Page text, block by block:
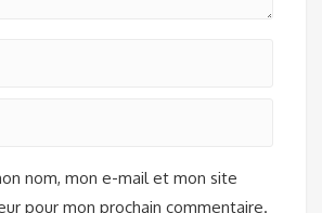
nom, mon e-mail et mon site
pour mon prochain commentaire.